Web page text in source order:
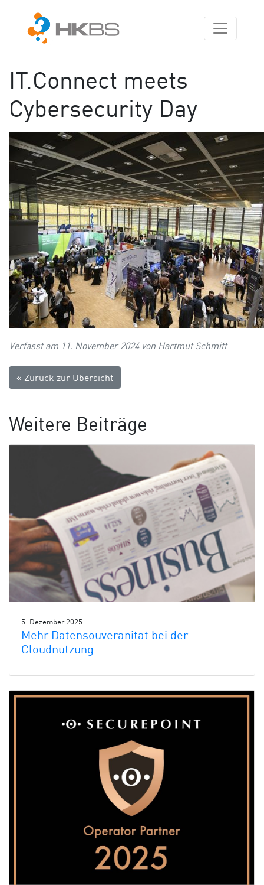
IT.Connect meets
Cybersecurity Day
Verfasst am 11. November 2024 von Hartmut Schmitt
« Zurück zur Übersicht
Weitere Beiträge
5. Dezember 2025
Mehr Datensouveränität bei der
Cloudnutzung